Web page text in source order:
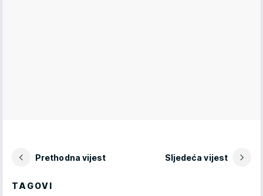
Prethodna vijest Sljedeća vijest
TAGOVI